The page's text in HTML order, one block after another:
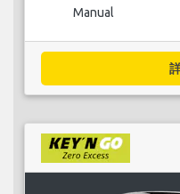
Manual